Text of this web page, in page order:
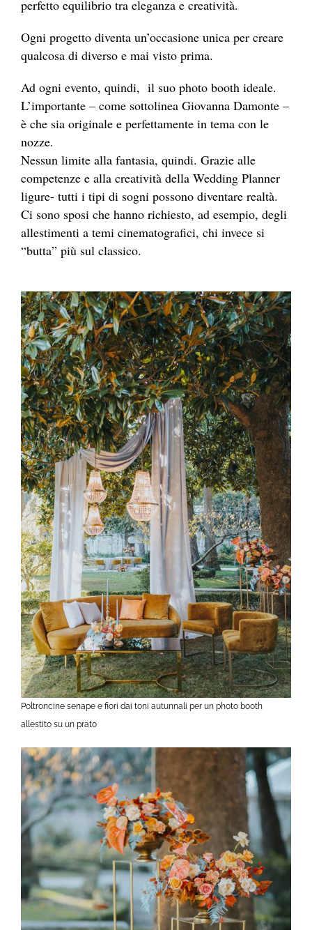
perfetto equilibrio tra eleganza e creatività.
Ogni progetto diventa un’occasione unica per creare
qualcosa di diverso e mai visto prima.
Ad ogni evento, quindi, il suo photo booth ideale.
L’importante – come sottolinea Giovanna Damonte –
è che sia originale e perfettamente in tema con le
nozze.
Nessun limite alla fantasia, quindi. Grazie alle
competenze e alla creatività della Wedding Planner
ligure- tutti i tipi di sogni possono diventare realtà.
Ci sono sposi che hanno richiesto, ad esempio, degli
allestimenti a temi cinematografici, chi invece si
“butta” più sul classico.
Poltroncine senape e fiori dai toni autunnali per un photo booth
allestito su un prato